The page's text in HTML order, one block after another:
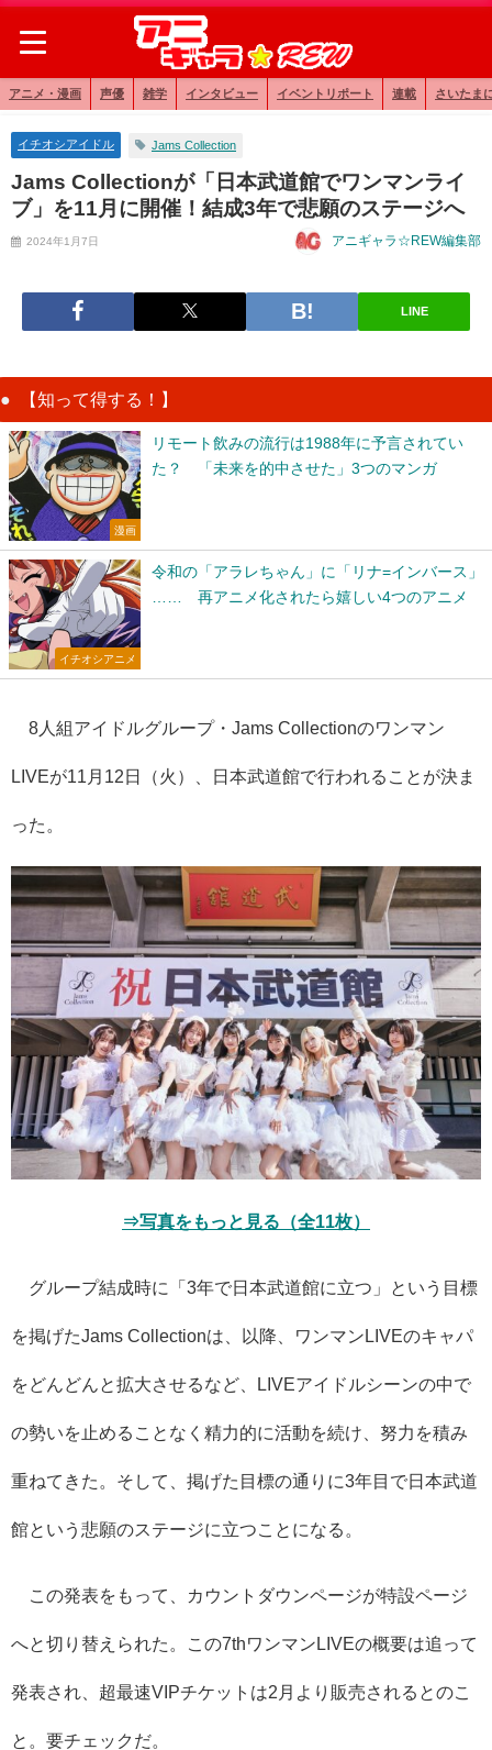
アニメ・漫画 声優 雑学 インタビュー イベントリポート 連載 さいたま
イチオシアイドル Jams Collection
Jams Collectionが「日本武道館でワンマンライ
ブ」を11月に開催！結成3年で悲願のステージへ
2024年1月7日 アニギャラ☆REW編集部
LINE
【知って得する！】
漫画
リモート飲みの流行は1988年に予言されてい
た？ 「未来を的中させた」3つのマンガ
イチオシアニメ
令和の「アラレちゃん」に「リナ=インバース」
…… 再アニメ化されたら嬉しい4つのアニメ
8人組アイドルグループ・Jams Collectionのワンマン
LIVEが11月12日（火）、日本武道館で行われることが決ま
った。
⇒写真をもっと見る（全11枚）
グループ結成時に「3年で日本武道館に立つ」という目標
を掲げたJams Collectionは、以降、ワンマンLIVEのキャパ
をどんどんと拡大させるなど、LIVEアイドルシーンの中で
の勢いを止めることなく精力的に活動を続け、努力を積み
重ねてきた。そして、掲げた目標の通りに3年目で日本武道
館という悲願のステージに立つことになる。
この発表をもって、カウントダウンページが特設ページ
へと切り替えられた。この7thワンマンLIVEの概要は追って
発表され、超最速VIPチケットは2月より販売されるとのこ
と。要チェックだ。